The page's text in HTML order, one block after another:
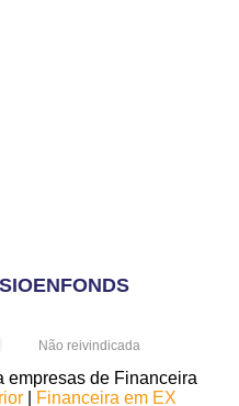
Não reivindicada
empresas de Financeira
|
Financeira em EX